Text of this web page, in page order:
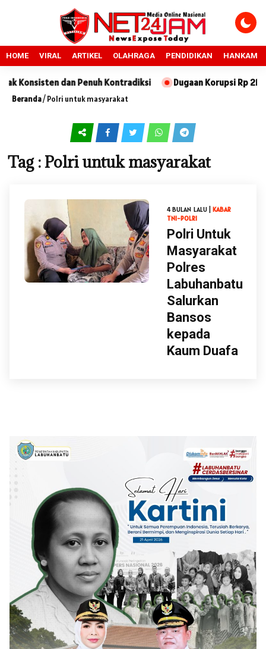
HOME VIRAL ARTIKEL OLAHRAGA PENDIDIKAN HANKAM
dan Penuh Kontradiksi Dugaan Korupsi Rp 218
Beranda/Polri untuk masyarakat
Tag : Polri untuk masyarakat
4 BULAN LALU | KABAR
TNI-POLRI
Polri Untuk
Masyarakat
Polres
Labuhanbatu
Salurkan
Bansos
kepada
Kaum Duafa